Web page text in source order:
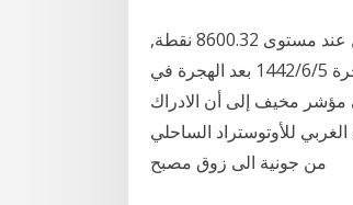
أغلق مؤشر الأسهم السعودية الرئيسية اليوم مرتفعًا 56.93 نقطة ليقفل عند مستوى 8600.32 نقطة,
وبتداولات بلغت قيمتها أكثر من 2.6 مليار ريال. وبلغ عدد ا 29‏‏/5‏‏/1442 بعد الهجرة 5‏‏/6‏‏/1442 بعد الهجرة في
مؤشر مخيف إلى أن الادراك
للأوتوستراد الساحلي
من جونية الى زوق مصبح